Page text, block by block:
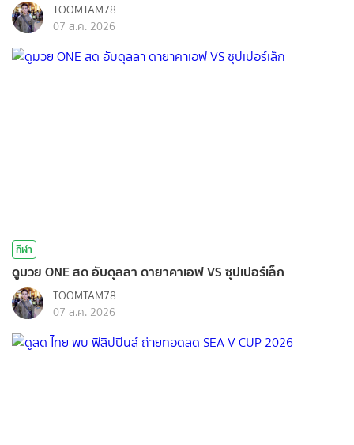
TOOMTAM78
07 ส.ค. 2026
กีฬา
ดูมวย ONE สด อับดุลลา ดายาคาเอฟ VS ซุปเปอร์เล็ก
TOOMTAM78
07 ส.ค. 2026